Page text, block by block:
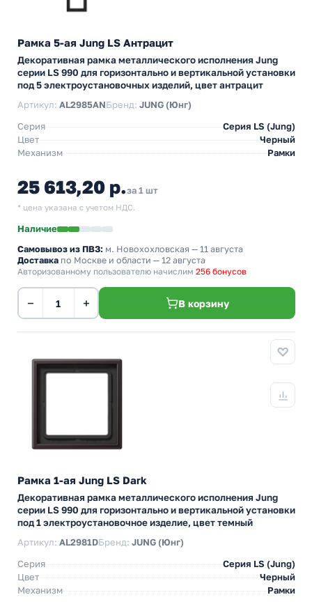
Рамка 5-ая Jung LS Антрацит
Декоративная рамка металлического исполнения Jung
серии LS 990 для горизонтально и вертикальной установки
под 5 электроустановочных изделий, цвет антрацит
Артикул: AL2985ANБренд: JUNG (Юнг)
Серия
Серия LS (Jung)
Цвет
Черный
Механизм
Рамки
25 613,20 р.за 1 шт
* цена указана с учетом НДС.
Наличие
Самовывоз из ПВЗ: м. Новохохловская — 11 августа
Доставка по Москве и области — 12 августа
Авторизованному пользователю начислим 256 бонусов
− + В корзину
Рамка 1-ая Jung LS Dark
Декоративная рамка металлического исполнения Jung
серии LS 990 для горизонтально и вертикальной установки
под 1 электроустановочное изделие, цвет темный
Артикул: AL2981DБренд: JUNG (Юнг)
Серия
Серия LS (Jung)
Цвет
Черный
Механизм
Рамки